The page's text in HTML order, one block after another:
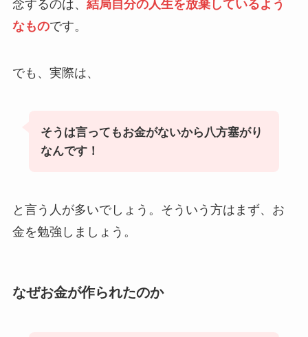
念するのは、 結局自分の人生を放棄しているよう
なものです。
でも、実際は、
そうは言ってもお金がないから八方塞がり
なんです！
と言う人が多いでしょう。そういう方はまず、お
金を勉強しましょう。
なぜお金が作られたのか